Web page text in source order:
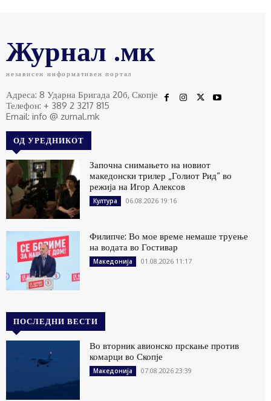
Журнал .мк
независен информативен портал
Адреса: 8 Ударна Бригада 20б, Скопје
Телефон: + 389 2 3217 815
Email: info @ zurnal.mk
ОД УРЕДНИКОТ
Започна снимањето на новиот
македонски трилер „Голиот Рид“ во
режија на Игор Алексов
Култура 06.08.2026 19:16
Филипче: Во мое време немаше труење
на водата во Гостивар
Македонија 01.08.2026 11:17
ПОСЛЕДНИ ВЕСТИ
Во вторник авионско прскање против
комарци во Скопје
Македонија 07.08.2026 23:39